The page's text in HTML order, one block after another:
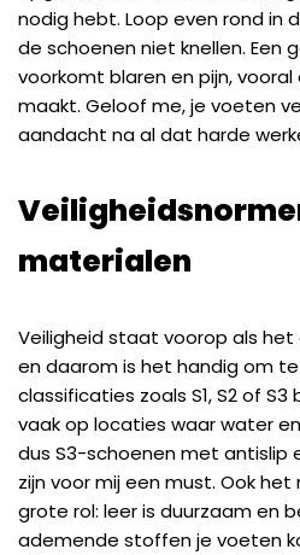
nodig hebt. Loop even rond in
de schoenen niet knellen. Een
voorkomt blaren en pijn,
maakt. Geloof me, je voeten
aandacht na al dat harde
materialen
Veiligheid staat voorop als
en daarom is het handig om
classificaties zoals S1, S2 of S3
vaak op locaties waar water
dus S3-schoenen met antislip
zijn voor mij een must. Ook
grote rol: leer is duurzaam en
ademende stoffen je voeten